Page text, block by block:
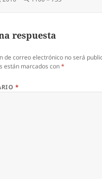
respuesta
de correo electrónico no será
están marcados con*
*